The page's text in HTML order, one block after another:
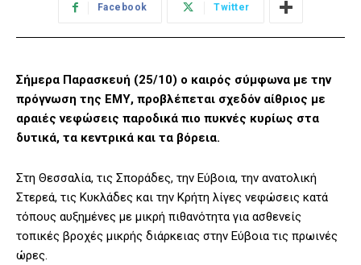
Facebook Twitter
Σήμερα Παρασκευή (25/10) ο καιρός σύμφωνα με την
πρόγνωση της ΕΜΥ, προβλέπεται σχεδόν αίθριος με
αραιές νεφώσεις παροδικά πιο πυκνές κυρίως στα
δυτικά, τα κεντρικά και τα βόρεια.
Στη Θεσσαλία, τις Σποράδες, την Εύβοια, την ανατολική
Στερεά, τις Κυκλάδες και την Κρήτη λίγες νεφώσεις κατά
τόπους αυξημένες με μικρή πιθανότητα για ασθενείς
τοπικές βροχές μικρής διάρκειας στην Εύβοια τις πρωινές
ώρες.